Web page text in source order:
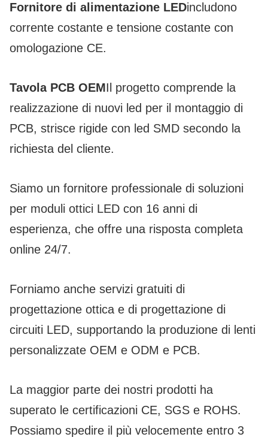
Fornitore di alimentazione LEDincludono
corrente costante e tensione costante con
omologazione CE.
Tavola PCB OEMIl progetto comprende la
realizzazione di nuovi led per il montaggio di
PCB, strisce rigide con led SMD secondo la
richiesta del cliente.
Siamo un fornitore professionale di soluzioni
per moduli ottici LED con 16 anni di
esperienza, che offre una risposta completa
online 24/7.
Forniamo anche servizi gratuiti di
progettazione ottica e di progettazione di
circuiti LED, supportando la produzione di lenti
personalizzate OEM e ODM e PCB.
La maggior parte dei nostri prodotti ha
superato le certificazioni CE, SGS e ROHS.
Possiamo spedire il più velocemente entro 3